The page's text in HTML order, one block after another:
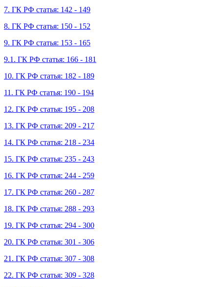
7. ГК РФ статья: 142 - 149
8. ГК РФ статья: 150 - 152
9. ГК РФ статья: 153 - 165
9.1. ГК РФ статья: 166 - 181
10. ГК РФ статья: 182 - 189
11. ГК РФ статья: 190 - 194
12. ГК РФ статья: 195 - 208
13. ГК РФ статья: 209 - 217
14. ГК РФ статья: 218 - 234
15. ГК РФ статья: 235 - 243
16. ГК РФ статья: 244 - 259
17. ГК РФ статья: 260 - 287
18. ГК РФ статья: 288 - 293
19. ГК РФ статья: 294 - 300
20. ГК РФ статья: 301 - 306
21. ГК РФ статья: 307 - 308
22. ГК РФ статья: 309 - 328